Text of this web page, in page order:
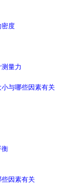
度
量力
与哪些因素有关
因素有关